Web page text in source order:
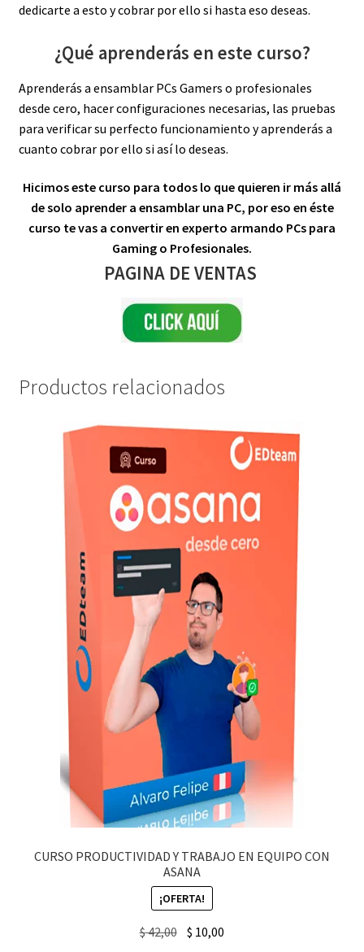
dedicarte a esto y cobrar por ello si hasta eso deseas.
¿Qué aprenderás en este curso?
Aprenderás a ensamblar PCs Gamers o profesionales
desde cero, hacer configuraciones necesarias, las pruebas
para verificar su perfecto funcionamiento y aprenderás a
cuanto cobrar por ello si así lo deseas.
Hicimos este curso para todos lo que quieren ir más allá
de solo aprender a ensamblar una PC, por eso en éste
curso te vas a convertir en experto armando PCs para
Gaming o Profesionales.
PAGINA DE VENTAS
Productos relacionados
CURSO PRODUCTIVIDAD Y TRABAJO EN EQUIPO CON
ASANA
¡OFERTA!
$42,00 Original
$ 10,00